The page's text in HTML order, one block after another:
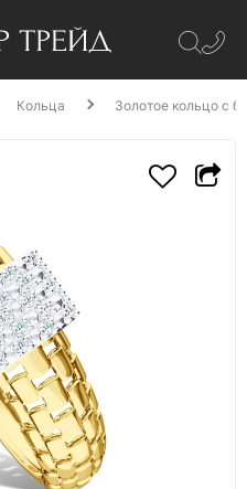
Кольца Золотое кольцо с